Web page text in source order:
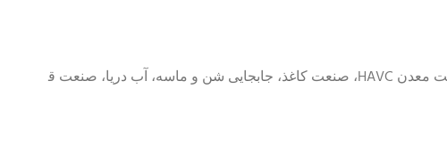
کاربرد: فرآوری شیمیایی، کارخانه های نمک زدایی، آب آشامیدنی، پودر خشک، مواد غذایی و آشامیدنی، کارخانه های گاز، صنعت معدن HAVC، صنعت کاغذ، جابجایی شن و ماسه، آب دریا، صنعت ق